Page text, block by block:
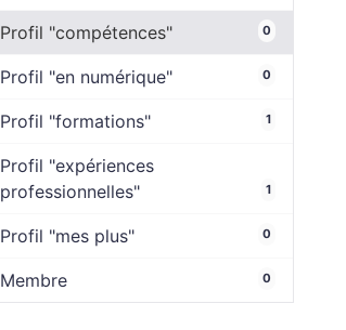
Profil "compétences" 0
Profil "en numérique" 0
Profil "formations" 1
Profil "expériences
professionnelles"
1
Profil "mes plus" 0
Membre 0